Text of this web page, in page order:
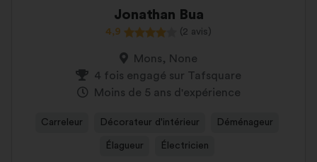
Jonathan Bua
4,9 (2 avis)
Mons, None
4 fois engagé sur Tafsquare
Moins de 5 ans d'expérience
Carreleur Décorateur d'intérieur Déménageur
Élagueur Électricien